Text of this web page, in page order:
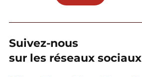
Suivez-nous
sur les réseaux sociaux